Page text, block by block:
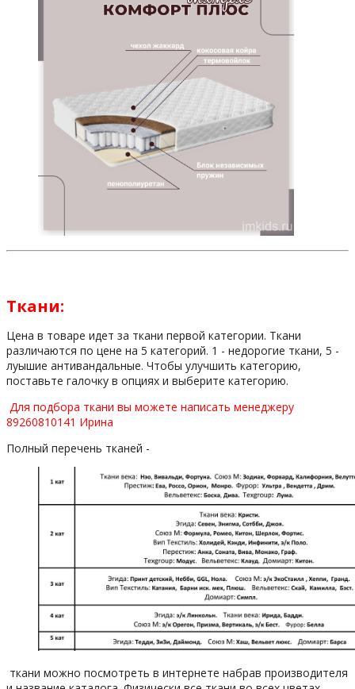
Ткани:
Цена в товаре идет за ткани первой категории. Ткани
различаются по цене на 5 категорий. 1 - недорогие ткани, 5 -
луышие антивандальные. Чтобы улучшить категорию,
поставьте галочку в опциях и выберите категорию.
Для подбора ткани вы можете написать менеджеру
89260810141 Ирина
Полный перечень тканей -
ткани можно посмотреть в интернете набрав производителя